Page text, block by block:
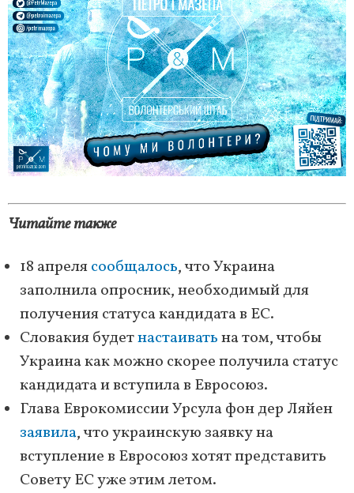
Читайте также
18 апрелясообщалось, что Украина
заполнила опросник, необходимый для
получения статуса кандидата в ЕС.
Словакия будетнастаиватьна том, чтобы
Украина как можно скорее получила статус
кандидата и вступила в Евросоюз.
Глава Еврокомиссии Урсула фон дер Ляйен
заявила, что украинскую заявку на
вступление в Евросоюз хотят представить
Совету ЕС уже этим летом.